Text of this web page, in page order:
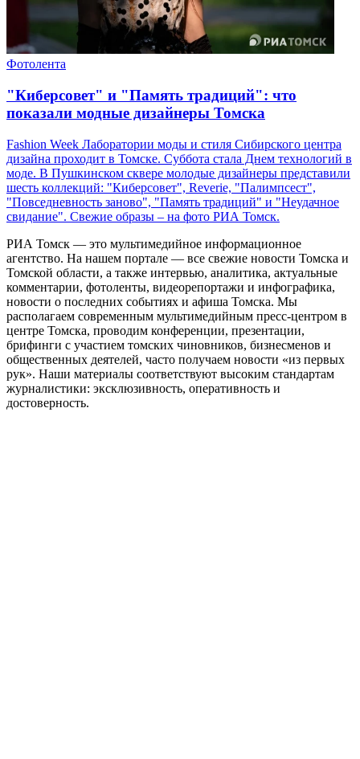
Фотолента
"Киберсовет" и "Память традиций": что
показали модные дизайнеры Томска
Fashion Week Лаборатории моды и стиля Сибирского центра
дизайна проходит в Томске. Суббота стала Днем технологий в
моде. В Пушкинском сквере молодые дизайнеры представили
шесть коллекций: "Киберсовет", Reverie, "Палимпсест",
"Повседневность заново", "Память традиций" и "Неудачное
свидание". Свежие образы – на фото РИА Томск.
РИА Томск — это мультимедийное информационное
агентство. На нашем портале — все свежие новости Томска и
Томской области, а также интервью, аналитика, актуальные
комментарии, фотоленты, видеорепортажи и инфографика,
новости о последних событиях и афиша Томска. Мы
располагаем современным мультимедийным пресс-центром в
центре Томска, проводим конференции, презентации,
брифинги с участием томских чиновников, бизнесменов и
общественных деятелей, часто получаем новости «из первых
рук». Наши материалы соответствуют высоким стандартам
журналистики: эксклюзивность, оперативность и
достоверность.